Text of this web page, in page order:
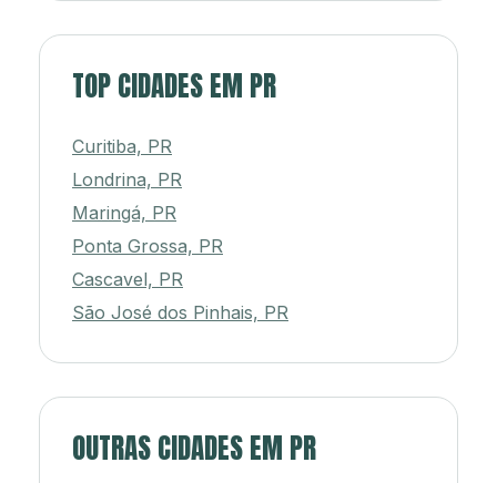
TOP CIDADES EM PR
Curitiba, PR
Londrina, PR
Maringá, PR
Ponta Grossa, PR
Cascavel, PR
São José dos Pinhais, PR
OUTRAS CIDADES EM PR